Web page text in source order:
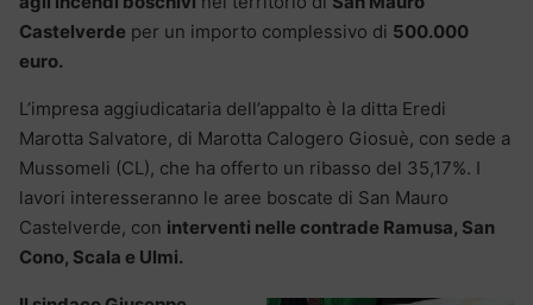
Castelverde per un importo complessivo di 500.000
euro.
L’impresa aggiudicataria dell’appalto è la ditta Eredi
Marotta Salvatore, di Marotta Calogero Giosuè, con sede a
Mussomeli (CL), che ha offerto un ribasso del 35,17%. I
lavori interesseranno le aree boscate di San Mauro
Castelverde, con interventi nelle contrade Ramusa, San
Cono, Scala e Ulmi.